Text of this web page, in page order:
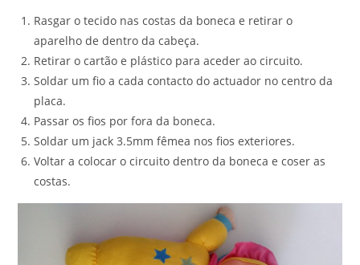
Rasgar o tecido nas costas da boneca e retirar o
aparelho de dentro da cabeça.
Retirar o cartão e plástico para aceder ao circuito.
Soldar um fio a cada contacto do actuador no centro da
placa.
Passar os fios por fora da boneca.
Soldar um jack 3.5mm fêmea nos fios exteriores.
Voltar a colocar o circuito dentro da boneca e coser as
costas.